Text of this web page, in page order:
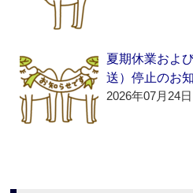
夏期休業およ
送）停止のお
2026年07月24